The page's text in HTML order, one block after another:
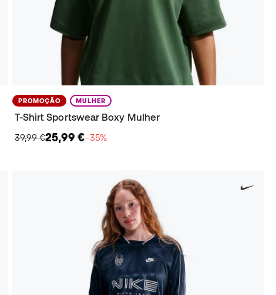
PROMOÇÃO MULHER
T-Shirt Sportswear Boxy Mulher
39,99 €25,99 €−35%